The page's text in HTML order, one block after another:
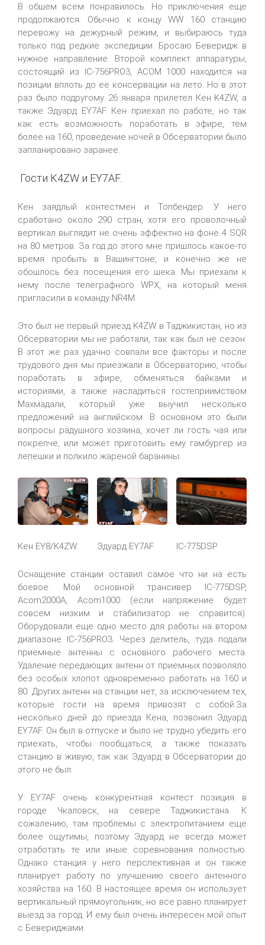
В обшем всем понравилось. Но приключения еще
продолжаются. Обычно к концу WW 160 станцию
перевожу на дежурный режим, и выбираюсь туда
только под редкие экспедиции. Бросаю Беверидж в
нужное направление. Второй комплект аппаратуры,
состоящий из IC-756PRO3, ACOM 1000 находится на
позиции вплоть до ее консервации на лето. Но в этот
раз было подругому. 26 января прилетел Кен K4ZW, а
также Эдуард EY7AF. Кен приехал по работе, но так
как есть возможность поработать в эфире, тем
более на 160, проведение ночей в Обсерватории было
запланировано заранее.
Гости K4ZW и EY7AF.
Кен заядлый контестмен и Топбендер. У него
сработано около 290 стран, хотя его проволочный
вертикал выглядит не очень эффектно на фоне 4 SQR
на 80 метров. За год до этого мне пришлось какое-то
время пробыть в Вашингтоне, и конечно же не
обошлось без посещения его шека. Мы приехали к
нему после телеграфного WPX, на который меня
пригласили в команду NR4M.
Это был не первый приезд K4ZW в Таджикистан, но из
Обсерватории мы не работали, так как был не сезон.
В этот же раз удачно совпали все факторы и после
трудового дня мы приезжали в Обсерваторию, чтобы
поработать в эфире, обменяться байками и
историями, а также насладиться гостеприимством
Махмадали, который уже выучил несколько
предложений на английском. В основном это были
вопросы радушного хозяина, хочет ли гость чая или
покрепче, или может приготовить ему гамбургер из
лепешки и полкило жареной баранины.
Кен EY8/K4ZW. Эдуард EY7AF IC-775DSP
Оснащение станции оставил самое что ни на есть
боевое. Мой основной трансивер IC-775DSP,
Acom2000A, Acom1000 (если напряжение будет
совсем низким и стабилизатор не справится).
Оборудовали еще одно место для работы на втором
диапазоне IC-756PRO3. Через делитель, туда подали
приемные антенны с основного рабочего места.
Удаление передающих антенн от приемных позволяло
без особых хлопот одновременно работать на 160 и
80. Других антенн на станции нет, за исключением тех,
которые гости на время привозят с собой.За
несколько дней до приезда Кена, позвонил Эдуард
EY7AF. Он был в отпуске и было не трудно убедить его
приехать, чтобы пообщаться, а также показать
станцию в живую, так как Эдуард в Обсерватории до
этого не был.
У EY7AF очень конкурентная контест позиция в
городе Чкаловск, на севере Таджикистана. К
сожалению, там проблемы с электропитанием еще
более ощутимы, поэтому Эдуард не всегда может
отработать те или иные соревнования полностью.
Однако станция у него перспективная и он также
планирует работу по улучшению своего антенного
хозяйства на 160. В настоящее время он использует
вертикальный прямоугольник, но все равно планирует
выезд за город. И ему был очень интересен мой опыт
с Бевериджами.